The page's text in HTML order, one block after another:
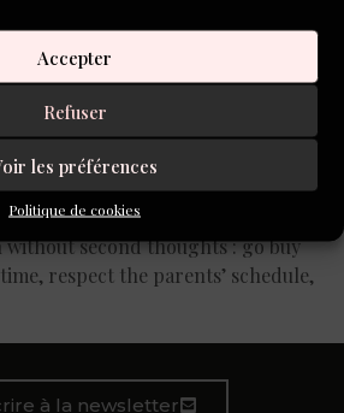
Accepter
Refuser
les préférences
Politique de cookies
spoke. Or talked, to tell the
only, questions about school of
second thoughts : go buy
respect the parents’ schedule,
à la newsletter